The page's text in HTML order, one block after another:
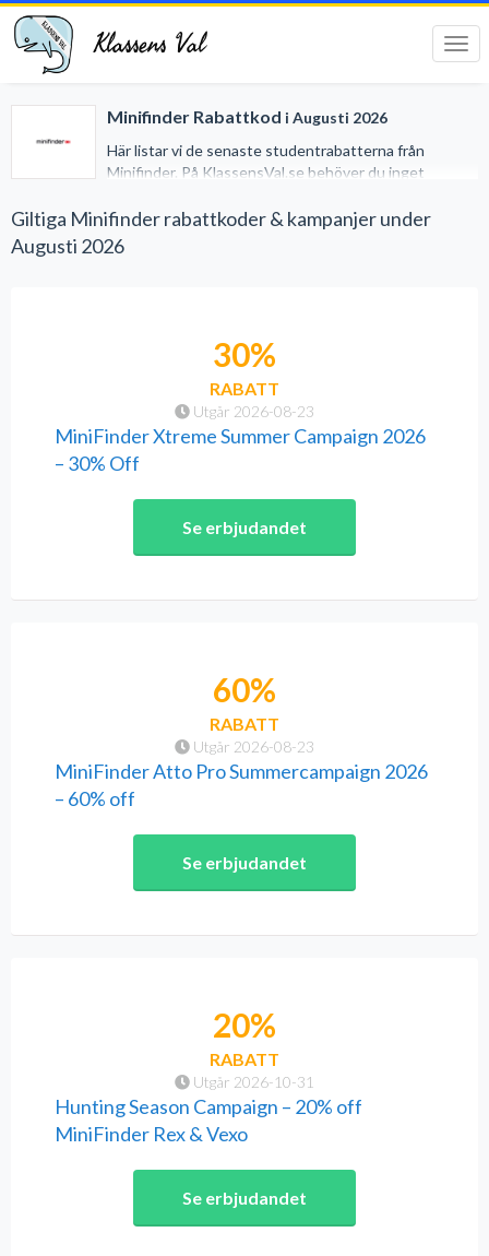
Klassens Val
Minifinder Rabattkod i Augusti 2026
Här listar vi de senaste studentrabatterna från
Minifinder. På KlassensVal.se behöver du inget
handlar på nätet. Vi har gjort det lätt för dig genom att
samla alla studentrabatter på ett och samma ställe.
Giltiga Minifinder rabattkoder & kampanjer under
Augusti 2026
Utgår 2026-08-23
30%
RABATT
MiniFinder Xtreme Summer Campaign 2026
– 30% Off
Se erbjudandet
Utgår 2026-08-23
60%
RABATT
MiniFinder Atto Pro Summercampaign 2026
– 60% off
Se erbjudandet
Utgår 2026-10-31
20%
RABATT
Hunting Season Campaign – 20% off
MiniFinder Rex & Vexo
Se erbjudandet